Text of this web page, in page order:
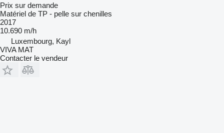
Prix sur demande
Matériel de TP - pelle sur chenilles
2017
10.690 m/h
Luxembourg, Kayl
VIVA MAT
Contacter le vendeur